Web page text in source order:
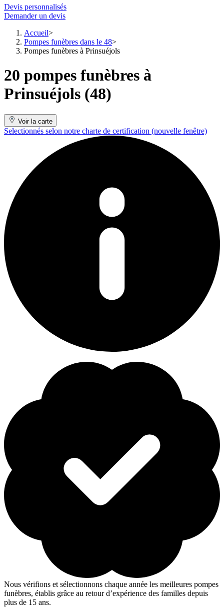
Devis personnalisés
Demander un devis
Accueil
Pompes funèbres dans le 48
Pompes funèbres à Prinsuéjols
20 pompes funèbres à
Prinsuéjols (48)
Voir la carte
Selectionnés selon notre charte de certification (nouvelle fenêtre)
Nous vérifions et sélectionnons chaque année les meilleures pompes
funèbres, établis grâce au retour d’expérience des familles depuis
plus de 15 ans.